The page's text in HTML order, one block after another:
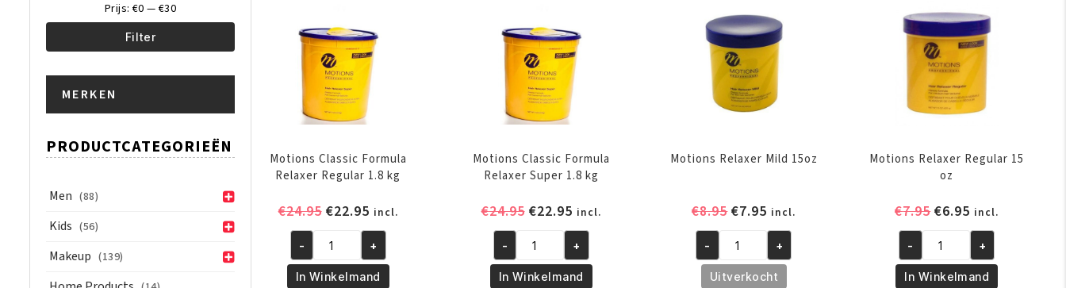
Filter
Prijs: €0 — €30
MERKEN
PRODUCTCATEGORIEËN
Men (88)
Kids (56)
Makeup (139)
Motions Classic Formula
Relaxer Regular 1.8 kg
€24.95 Oorspronkelijke
was:
€24.95.
€22.95Huidige
prijs
is:
€22.95.
incl.
Motions
Classic
- +
In Winkelmand
Motions Classic Formula
Relaxer Super 1.8 kg
€24.95 Oorspronkelijke
was:
€24.95.
€22.95Huidige
prijs
is:
€22.95.
incl.
Motions
Classic
- +
In Winkelmand
Motions Relaxer Mild 15oz
€8.95Oorspronkelijke
was:
€8.95.
€7.95 Huidige
prijs
is:
€7.95.
incl.
Motions
Relaxer
- +
Uitverkocht
Motions Relaxer Regular 15
oz
€7.95Oorspronkelijke
was:
€7.95.
€6.95 Huidige
prijs
is:
€6.95.
incl.
Motions
Relaxer
- +
In Winkelmand